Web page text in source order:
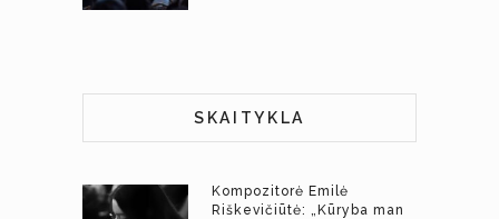
SKAITYKLA
Kompozitorė Emilė
Riškevičiūtė: „Kūryba man